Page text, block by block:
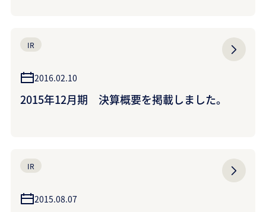
IR
2016.02.10
2015年12月期 決算概要を掲載しました。
IR
2015.08.07